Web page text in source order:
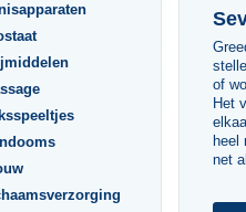
of
Het
heel
net